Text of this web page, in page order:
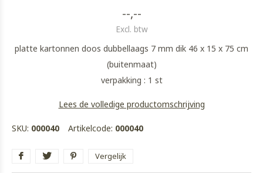
--,--
Excl. btw
platte kartonnen doos dubbellaags 7 mm dik 46 x 15 x 75 cm
(buitenmaat)
verpakking : 1 st
Lees de volledige productomschrijving
SKU: 000040 Artikelcode: 000040
Vergelijk